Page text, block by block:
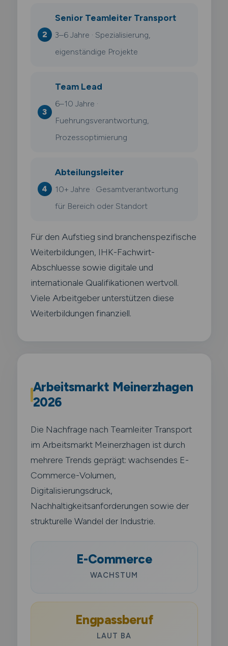
Senior Teamleiter Transport
3–6 Jahre · Spezialisierung,
eigenständige Projekte
Team Lead
6–10 Jahre ·
Fuehrungsverantwortung,
Prozessoptimierung
Abteilungsleiter
10+ Jahre · Gesamtverantwortung
für Bereich oder Standort
Für den Aufstieg sind branchenspezifische
Weiterbildungen, IHK-Fachwirt-
Abschluesse sowie digitale und
internationale Qualifikationen wertvoll.
Viele Arbeitgeber unterstützen diese
Weiterbildungen finanziell.
Arbeitsmarkt Meinerzhagen
2026
Die Nachfrage nach Teamleiter Transport
im Arbeitsmarkt Meinerzhagen ist durch
mehrere Trends geprägt: wachsendes E-
Commerce-Volumen,
Digitalisierungsdruck,
Nachhaltigkeitsanforderungen sowie der
strukturelle Wandel der Industrie.
E-Commerce
WACHSTUM
Engpassberuf
LAUT BA